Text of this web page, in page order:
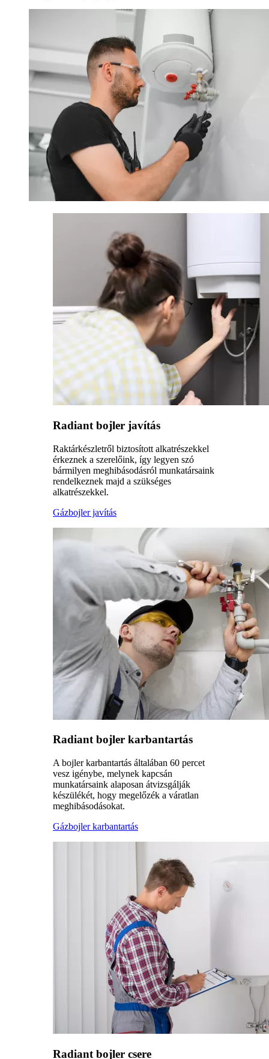
Radiant bojler javítás
Raktárkészletről biztosított alkatrészekkel
érkeznek a szerelőink, így legyen szó
bármilyen meghibásodásról munkatársaink
rendelkeznek majd a szükséges
alkatrészekkel.
Gázbojler javítás
Radiant bojler karbantartás
A bojler karbantartás általában 60 percet
vesz igénybe, melynek kapcsán
munkatársaink alaposan átvizsgálják
készülékét, hogy megelőzék a váratlan
meghibásodásokat.
Gázbojler karbantartás
Radiant bojler csere